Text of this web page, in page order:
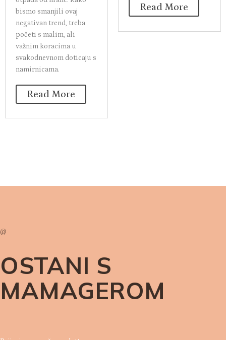
bismo smanjili ovaj
negativan trend, treba
početi s malim, ali
važnim koracima u
svakodnevnom doticaju s
namirnicama.
Read More
Read More
@
OSTANI S
MAMAGEROM